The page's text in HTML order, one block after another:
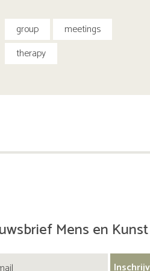
group
meetings
therapy
Mens en Kunst